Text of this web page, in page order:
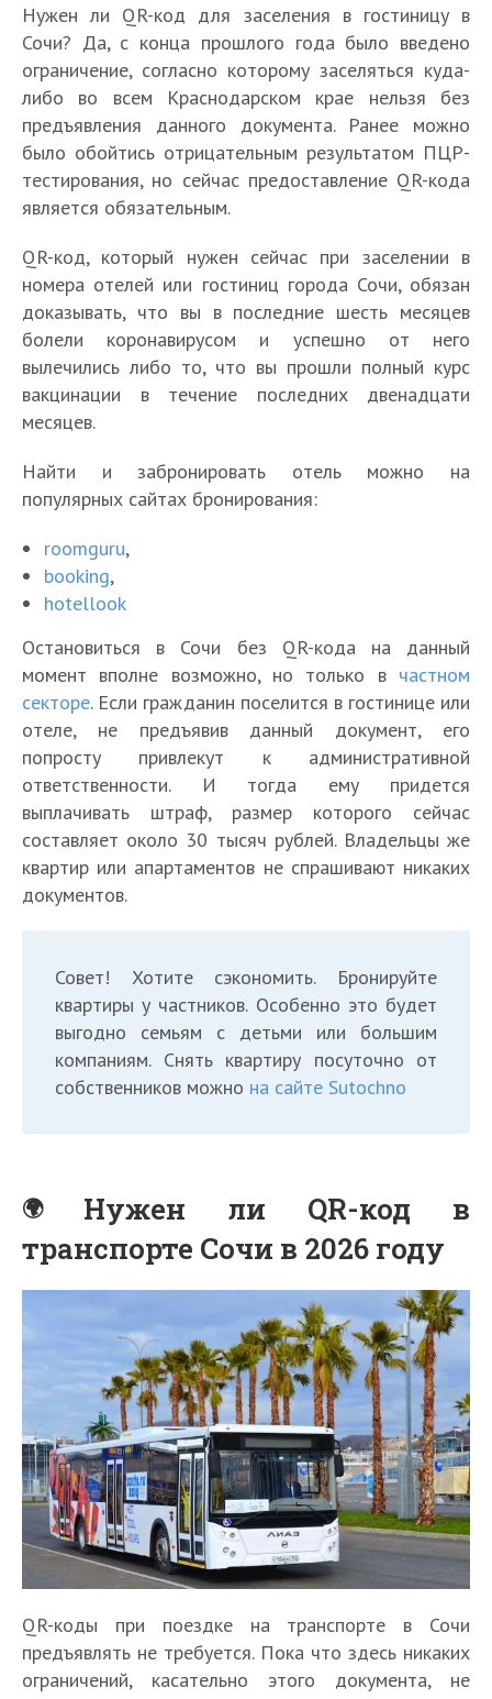
Нужен ли QR-код для заселения в гостиницу в
Сочи? Да, с конца прошлого года было введено
ограничение, согласно которому заселяться куда-
либо во всем Краснодарском крае нельзя без
предъявления данного документа. Ранее можно
было обойтись отрицательным результатом ПЦР-
тестирования, но сейчас предоставление QR-кода
является обязательным.
QR-код, который нужен сейчас при заселении в
номера отелей или гостиниц города Сочи, обязан
доказывать, что вы в последние шесть месяцев
болели коронавирусом и успешно от него
вылечились либо то, что вы прошли полный курс
вакцинации в течение последних двенадцати
месяцев.
Найти и забронировать отель можно на
популярных сайтах бронирования:
roomguru,
booking,
hotellook
Остановиться в Сочи без QR-кода на данный
момент вполне возможно, но только в частном
секторе. Если гражданин поселится в гостинице или
отеле, не предъявив данный документ, его
попросту привлекут к административной
ответственности. И тогда ему придется
выплачивать штраф, размер которого сейчас
составляет около 30 тысяч рублей. Владельцы же
квартир или апартаментов не спрашивают никаких
документов.
Совет! Хотите сэкономить. Бронируйте
квартиры у частников. Особенно это будет
выгодно семьям с детьми или большим
компаниям. Снять квартиру посуточно от
собственников можно на сайте Sutochno
Нужен ли QR-код в
транспорте Сочи в 2026 году
QR-коды при поездке на транспорте в Сочи
предъявлять не требуется. Пока что здесь никаких
ограничений, касательно этого документа, не